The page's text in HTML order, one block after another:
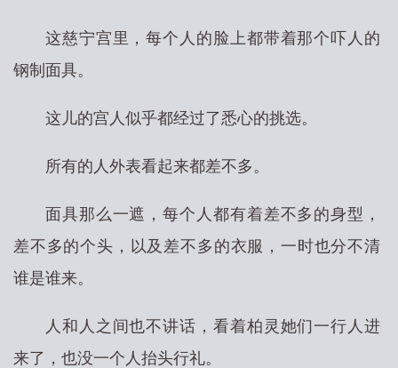
这慈宁宫里，每个人的脸上都带着那个吓人的
钢制面具。
这儿的宫人似乎都经过了悉心的挑选。
所有的人外表看起来都差不多。
面具那么一遮，每个人都有着差不多的身型，
差不多的个头，以及差不多的衣服，一时也分不清
谁是谁来。
人和人之间也不讲话，看着柏灵她们一行人进
来了，也没一个人抬头行礼。